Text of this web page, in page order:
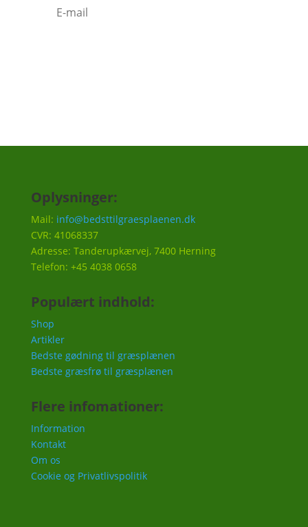
Oplysninger:
Mail: info@bedsttilgraesplaenen.dk
CVR: 41068337
Adresse: Tanderupkærvej, 7400 Herning
Telefon: +45 4038 0658
Populært indhold:
Shop
Artikler
Bedste gødning til græsplænen
Bedste græsfrø til græsplænen
Flere infomationer:
Information
Kontakt
Om os
Cookie og Privatlivspolitik